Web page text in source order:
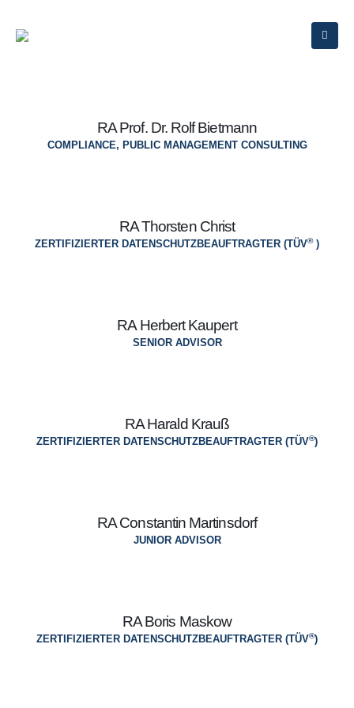
RA Prof. Dr. Rolf Bietmann
COMPLIANCE, PUBLIC MANAGEMENT CONSULTING
RA Thorsten Christ
ZERTIFIZIERTER DATENSCHUTZBEAUFTRAGTER (TÜV®)
RA Herbert Kaupert
SENIOR ADVISOR
RA Harald Krauß
ZERTIFIZIERTER DATENSCHUTZBEAUFTRAGTER (TÜV®)
RA Constantin Martinsdorf
JUNIOR ADVISOR
RA Boris Maskow
ZERTIFIZIERTER DATENSCHUTZBEAUFTRAGTER (TÜV®)